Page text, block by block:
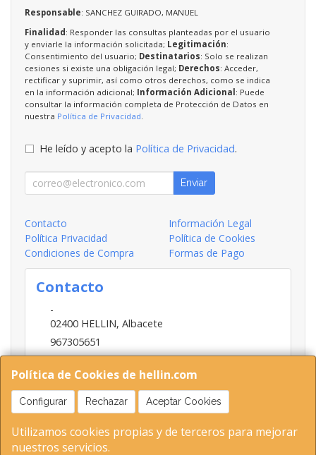
Política de Cookies de hellin.com
Configurar Rechazar Aceptar Cookies
Utilizamos cookies propias y de terceros para mejorar
nuestros servicios.
Responsable: SANCHEZ GUIRADO, MANUEL
Finalidad : Responder las consultas planteadas por el usuario
y enviarle la información solicitada; Legitimación:
Consentimiento del usuario; Destinatarios: Solo se realizan
cesiones si existe una obligación legal; Derechos: Acceder,
rectificar y suprimir, así como otros derechos, como se indica
en la información adicional; Información Adicional : Puede
consultar la información completa de Protección de Datos en
nuestra Política de Privacidad
He leído y acepto la Política de Privacidad.
Enviar
Contacto
Información Legal
Política Privacidad
Política de Cookies
Condiciones de Compra
Formas de Pago
Contacto
-
02400 HELLIN, Albacete
967305651
INFO@HELLIN.COM
Horario
09:00-13:30; 16:30-20:30